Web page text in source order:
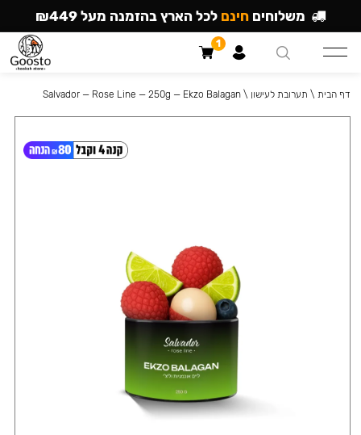
דף הבית \ תערובת לעישון \
Salvador — Rose Line — 250g — Ekzo Balagan
משלוחים חינם לכל הארץ בהזמנה מעל ₪449
1